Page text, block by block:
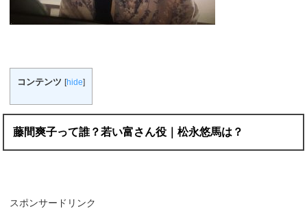
コンテンツ [hide]
藤間爽子って誰？若い富さん役｜松永悠馬は？
スポンサードリンク